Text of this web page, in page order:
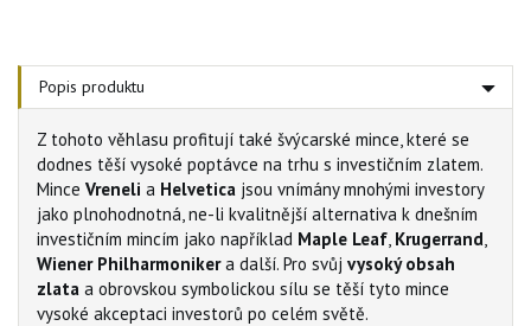
Popis produktu
Z tohoto věhlasu profitují také švýcarské mince, které se
dodnes těší vysoké poptávce na trhu s investičním zlatem.
Mince Vreneli a Helvetica jsou vnímány mnohými investory
jako plnohodnotná, ne-li kvalitnější alternativa k dnešním
investičním mincím jako například Maple Leaf Krugerrand
Wiener Philharmonikera další. Pro svůj vysoký obsah
zlata a obrovskou symbolickou sílu se těší tyto mince
vysoké akceptaci investorů po celém světě.